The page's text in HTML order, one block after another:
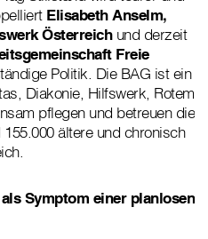
Elisabeth Anselm,
Österreich und derzeit
Freie
Politik. Die BAG ist ein
Diakonie, Hilfswerk, Rotem
pflegen und betreuen die
ältere und chronisch
Symptom einer planlosen